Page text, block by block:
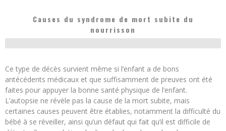
Causes du syndrome de mort subite du
nourrisson
Ce type de décès survient même si l’enfant a de bons
antécédents médicaux et que suffisamment de preuves ont été
faites pour appuyer la bonne santé physique de l’enfant.
L’autopsie ne révèle pas la cause de la mort subite, mais
certaines causes peuvent être établies, notamment la difficulté du
bébé à se réveiller, ainsi qu’un défaut qui fait qu’il est difficile de